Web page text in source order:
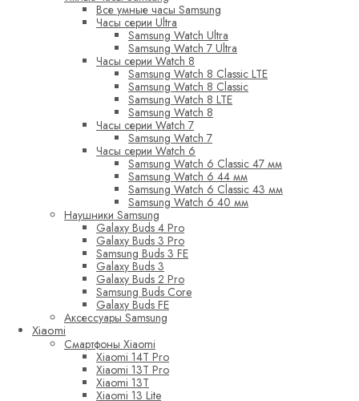
Все умные часы Samsung
Часы серии Ultra
Samsung Watch Ultra
Samsung Watch 7 Ultra
Часы серии Watch 8
Samsung Watch 8 Classic LTE
Samsung Watch 8 Classic
Samsung Watch 8 LTE
Samsung Watch 8
Часы серии Watch 7
Samsung Watch 7
Часы серии Watch 6
Samsung Watch 6 Classic 47 мм
Samsung Watch 6 44 мм
Samsung Watch 6 Classic 43 мм
Samsung Watch 6 40 мм
Наушники Samsung
Galaxy Buds 4 Pro
Galaxy Buds 3 Pro
Samsung Buds 3 FE
Galaxy Buds 3
Galaxy Buds 2 Pro
Samsung Buds Core
Galaxy Buds FE
Аксессуары Samsung
Xiaomi
Смартфоны Xiaomi
Xiaomi 14T Pro
Xiaomi 13T Pro
Xiaomi 13T
Xiaomi 13 Lite